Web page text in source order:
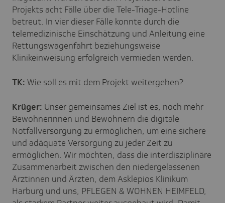
Projekts acht Fälle über die Tele-Triage-Hotline
betreut. In vier dieser Fälle konnte durch die
telemedizinische Einschätzung und Anleitung eine
Rettungswagenfahrt beziehungsweise
Klinikeinweisung erfolgreich vermieden werden.
TK: Wie soll es mit dem Projekt weitergehen?
Krüger: Unser gemeinsames Ziel ist es, noch mehr
Bewohnerinnen und Bewohnern die digitale
Notfallversorgung zu ermöglichen, um eine sichere
und adäquate Versorgung zu jeder Zeit zu
ermöglichen. Wir möchten, dass die interdisziplinäre
Zusammenarbeit zwischen den niedergelassenen
Ärztinnen und Ärzten, dem Asklepios Klinikum
Harburg und uns, PFLEGEN & WOHNEN HEIMFELD,